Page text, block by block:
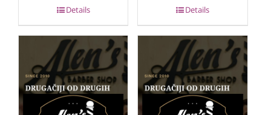
Details Details